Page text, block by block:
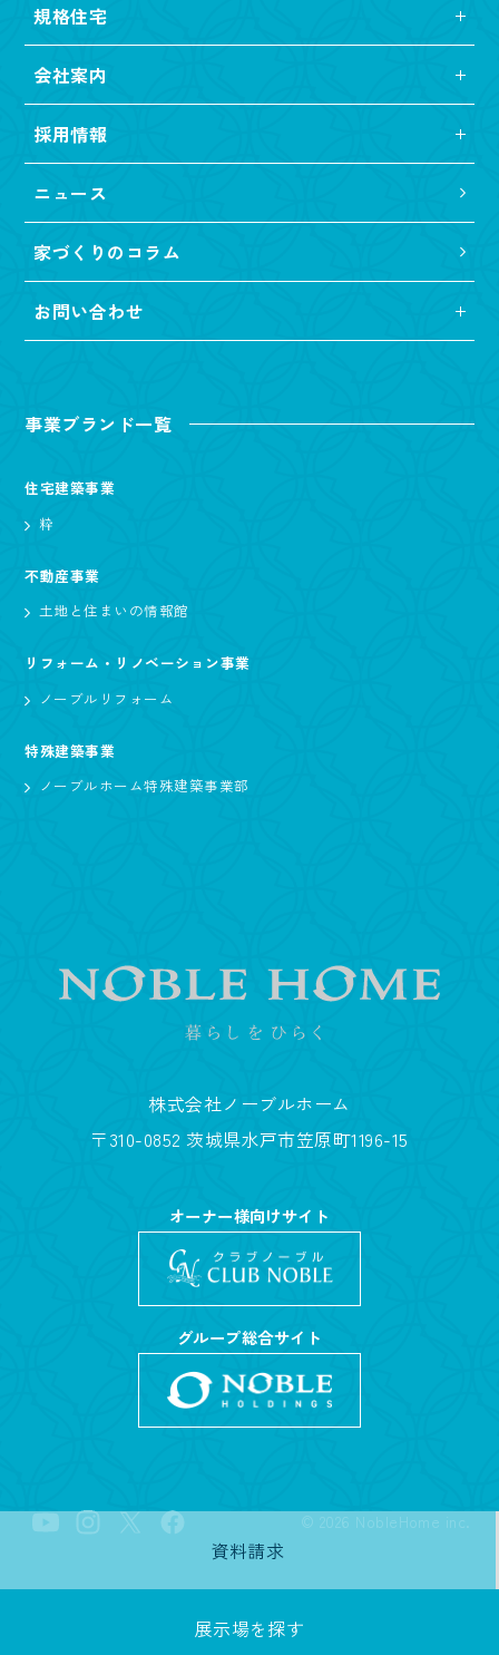
規格住宅
会社案内
採用情報
ニュース
家づくりのコラム
お問い合わせ
事業ブランド一覧
住宅建築事業
粋
不動産事業
土地と住まいの情報館
リフォーム・リノベーション事業
ノーブルリフォーム
特殊建築事業
ノーブルホーム特殊建築事業部
株式会社ノーブルホーム
〒310-0852 茨城県水戸市笠原町1196-15
オーナー様向けサイト
グループ総合サイト
© 2026 NobleHome inc.
資料請求
展示場を探す